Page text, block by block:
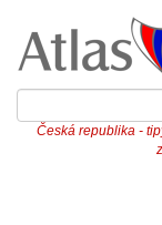
Česká republika -